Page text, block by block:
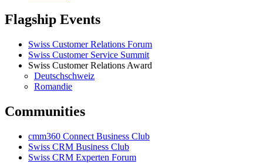
Flagship Events
Swiss Customer Relations Forum
Swiss Customer Service Summit
Swiss Customer Relations Award
Deutschschweiz
Romandie
Communities
cmm360 Connect Business Club
Swiss CRM Business Club
Swiss CRM Experten Forum